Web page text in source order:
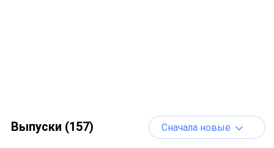
Выпуски (157) Сначала новые